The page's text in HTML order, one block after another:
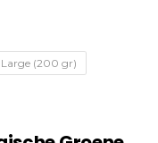
Large (200 gr)